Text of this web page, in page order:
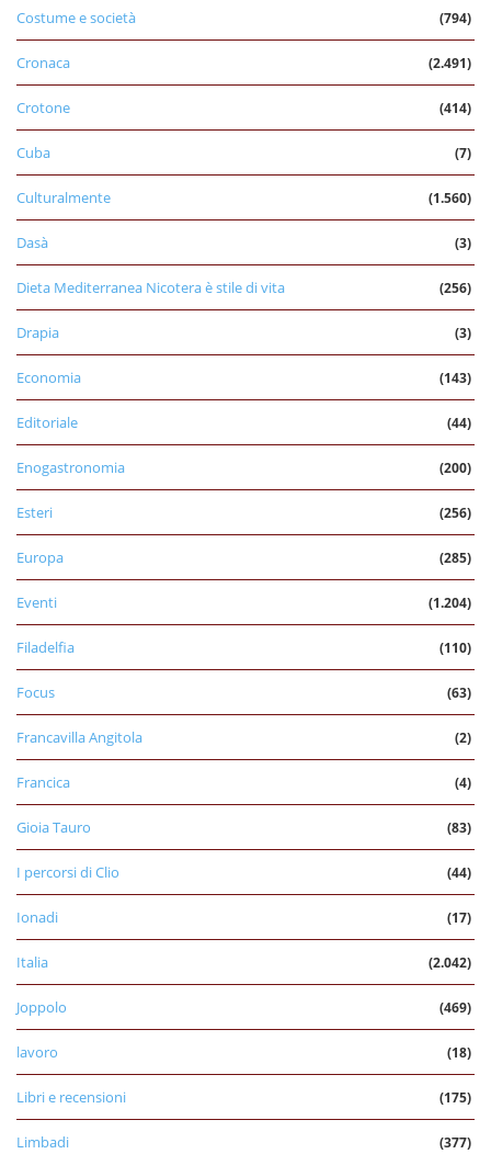
Costume e società (794)
Cronaca (2.491)
Crotone (414)
Cuba (7)
Culturalmente (1.560)
Dasà (3)
Dieta Mediterranea Nicotera è stile di vita (256)
Drapia (3)
Economia (143)
Editoriale (44)
Enogastronomia (200)
Esteri (256)
Europa (285)
Eventi (1.204)
Filadelfia (110)
Focus (63)
Francavilla Angitola (2)
Francica (4)
Gioia Tauro (83)
I percorsi di Clio (44)
Ionadi (17)
Italia (2.042)
Joppolo (469)
lavoro (18)
Libri e recensioni (175)
Limbadi (377)